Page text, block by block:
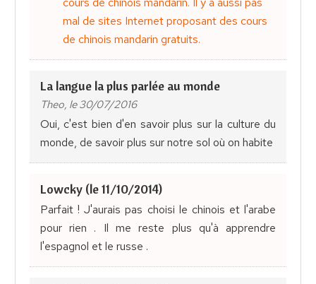
mal de sites Internet proposant des cours
de chinois mandarin gratuits.
La langue la plus parlée au monde
Theo, le 30/07/2016
Oui, c'est bien d'en savoir plus sur la culture du
monde, de savoir plus sur notre sol où on habite
Lowcky (le 11/10/2014)
Parfait ! J'aurais pas choisi le chinois et l'arabe
pour rien . Il me reste plus qu'à apprendre
l'espagnol et le russe .